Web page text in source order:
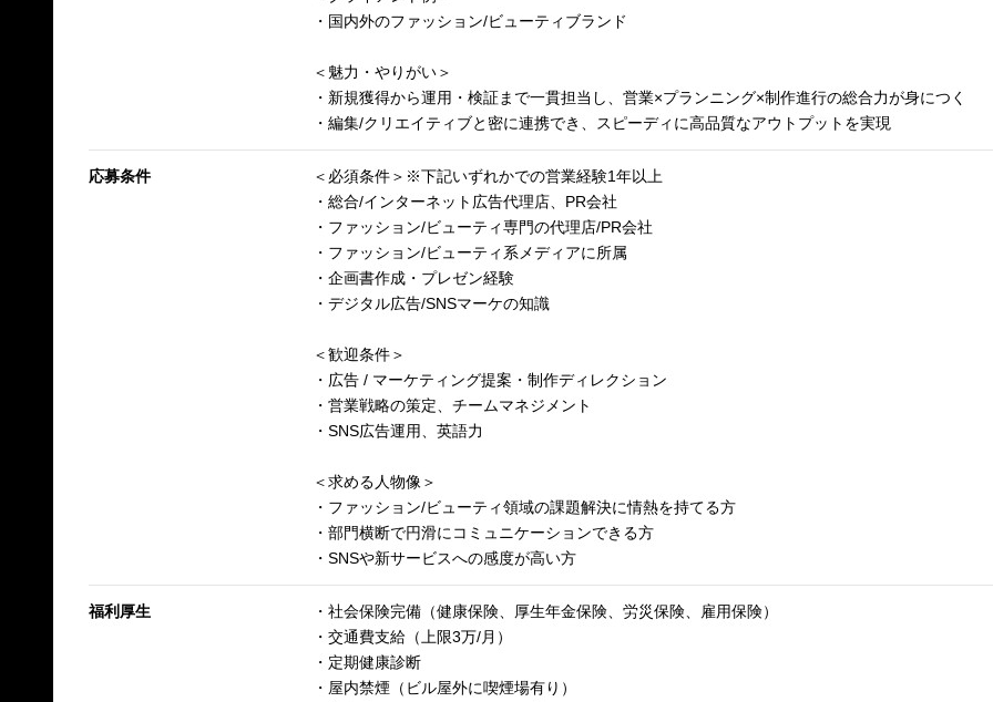
・国内外のファッション/ビューティブランド
＜魅力・やりがい＞
・新規獲得から運用・検証まで一貫担当し、営業×プランニング×制作進行の総合力が身につく
・編集/クリエイティブと密に連携でき、スピーディに高品質なアウトプットを実現
応募条件
＜必須条件＞※下記いずれかでの営業経験1年以上
・総合/インターネット広告代理店、PR会社
・ファッション/ビューティ専門の代理店/PR会社
・ファッション/ビューティ系メディアに所属
・企画書作成・プレゼン経験
・デジタル広告/SNSマーケの知識
＜歓迎条件＞
・広告 / マーケティング提案・制作ディレクション
・営業戦略の策定、チームマネジメント
・SNS広告運用、英語力
＜求める人物像＞
・ファッション/ビューティ領域の課題解決に情熱を持てる方
・部門横断で円滑にコミュニケーションできる方
・SNSや新サービスへの感度が高い方
福利厚生
・社会保険完備（健康保険、厚生年金保険、労災保険、雇用保険）
・交通費支給（上限3万/月）
・定期健康診断
・屋内禁煙（ビル屋外に喫煙場有り）